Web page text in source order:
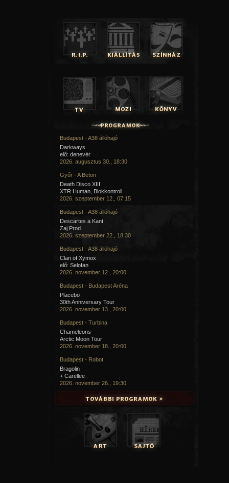
Budapest - A38 állóhajó
Darkways
elő: denevér
2026. augusztus 30., 18:30
Győr - A Beton
Death Disco XIII
XTR Human, Blokkontroll
2026. szeptember 12., 07:15
Budapest - A38 állóhajó
Descartes a Kant
Zaj Prod.
2026. szeptember 22., 18:30
Budapest - A38 állóhajó
Clan of Xymox
elő: Selofan
2026. november 12., 20:00
Budapest - Budapest Aréna
Placebo
30th Anniversary Tour
2026. november 13., 20:00
Budapest - Turbina
Chameleons
Arctic Moon Tour
2026. november 18., 20:00
Budapest - Robot
Bragolin
+ Carellee
2026. november 26., 19:30